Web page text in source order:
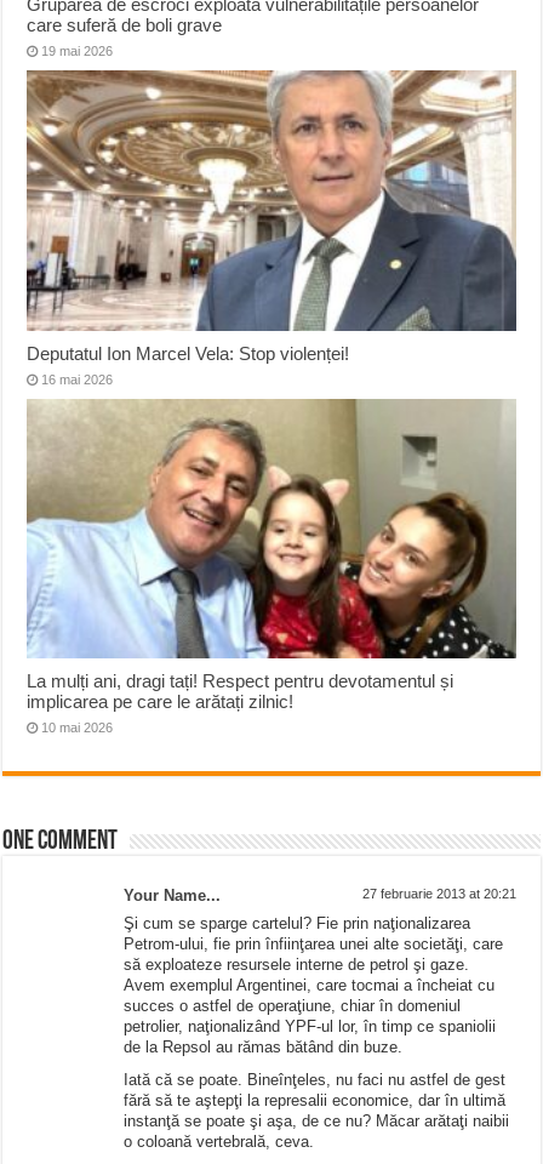
care suferă de boli grave
19 mai 2026
Deputatul Ion Marcel Vela: Stop violenței!
16 mai 2026
La mulți ani, dragi tați! Respect pentru devotamentul și
implicarea pe care le arătați zilnic!
10 mai 2026
One comment
Your Name... 27 februarie 2013 at 20:21
Şi cum se sparge cartelul? Fie prin naţionalizarea
Petrom-ului, fie prin înfiinţarea unei alte societăţi, care
să exploateze resursele interne de petrol şi gaze.
Avem exemplul Argentinei, care tocmai a încheiat cu
succes o astfel de operaţiune, chiar în domeniul
petrolier, naţionalizând YPF-ul lor, în timp ce spaniolii
de la Repsol au rămas bătând din buze.
Iată că se poate. Bineînţeles, nu faci nu astfel de gest
fără să te aştepţi la represalii economice, dar în ultimă
instanţă se poate şi aşa, de ce nu? Măcar arătaţi naibii
o coloană vertebrală, ceva.